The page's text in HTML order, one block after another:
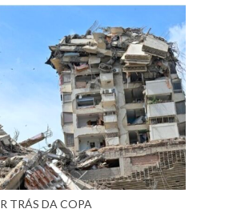
TRÁS DA COPA